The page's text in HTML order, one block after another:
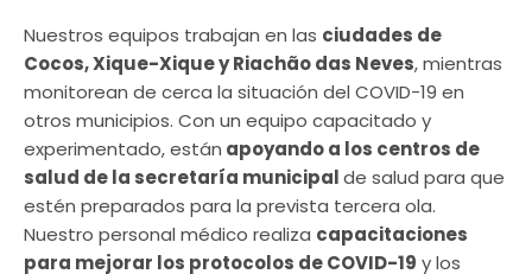
Nuestros equipos trabajan en las ciudades de
Cocos, Xique-Xique y Riachão das Neves, mientras
monitorean de cerca la situación del COVID-19 en
otros municipios. Con un equipo capacitado y
experimentado, están apoyando a los centros de
salud de la secretaría municipalde salud para que
estén preparados para la prevista tercera ola.
Nuestro personal médico realiza capacitaciones
para mejorar los protocolos de COVID-19 y los